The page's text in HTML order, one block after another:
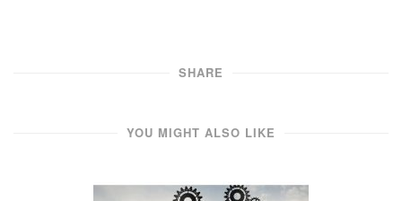
SHARE
YOU MIGHT ALSO LIKE